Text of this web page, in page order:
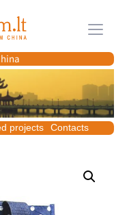
Meniu
projects Contacts